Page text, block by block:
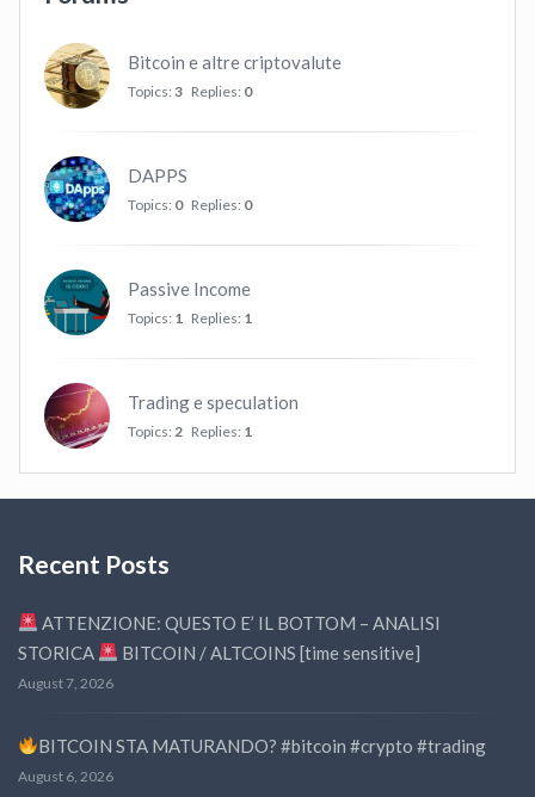
Bitcoin e altre criptovalute
Topics: 3 Replies: 0
DAPPS
Topics: 0 Replies: 0
Passive Income
Topics: 1 Replies: 1
Trading e speculation
Topics: 2 Replies: 1
Recent Posts
ATTENZIONE: QUESTO E’ IL BOTTOM – ANALISI
STORICA
BITCOIN / ALTCOINS [time sensitive]
August 7, 2026
BITCOIN STA MATURANDO? #bitcoin #crypto #trading
August 6, 2026